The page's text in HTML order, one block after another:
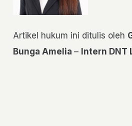
Artikel hukum ini ditulis oleh
Bunga Amelia – Intern DNT